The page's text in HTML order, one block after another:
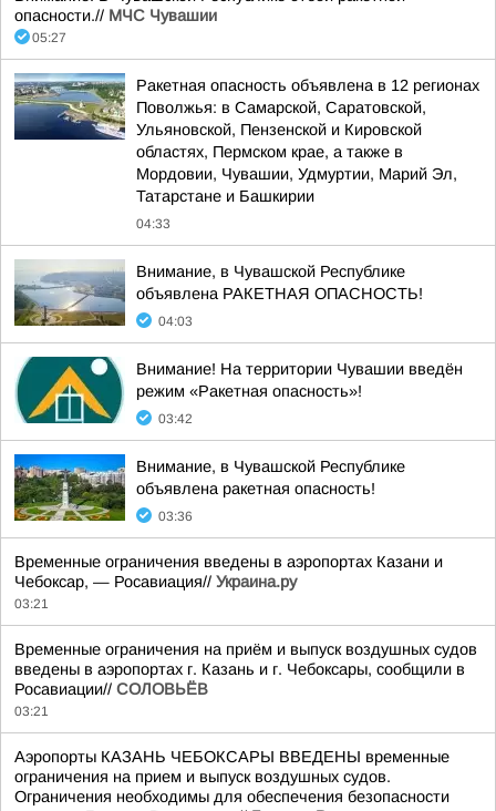
опасности.// МЧС Чувашии
05:27
Ракетная опасность объявлена в 12 регионах
Поволжья: в Самарской, Саратовской,
Ульяновской, Пензенской и Кировской
областях, Пермском крае, а также в
Мордовии, Чувашии, Удмуртии, Марий Эл,
Татарстане и Башкирии
04:33
Внимание, в Чувашской Республике
объявлена РАКЕТНАЯ ОПАСНОСТЬ!
04:03
Внимание! На территории Чувашии введён
режим «Ракетная опасность»!
03:42
Внимание, в Чувашской Республике
объявлена ракетная опасность!
03:36
Временные ограничения введены в аэропортах Казани и
Чебоксар, — Росавиация// Украина.ру
03:21
Временные ограничения на приём и выпуск воздушных судов
введены в аэропортах г. Казань и г. Чебоксары, сообщили в
Росавиации// СОЛОВЬЁВ
03:21
Аэропорты КАЗАНЬ ЧЕБОКСАРЫ ВВЕДЕНЫ временные
ограничения на прием и выпуск воздушных судов.
Ограничения необходимы для обеспечения безопасности